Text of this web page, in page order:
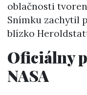
oblačnosti
Snímku zachytil
blízko
Oficiálny
NASA